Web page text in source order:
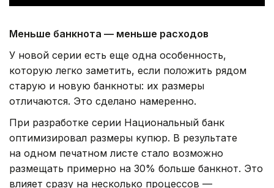
Меньше банкнота — меньше расходов
У новой серии есть еще одна особенность,
которую легко заметить, если положить рядом
старую и новую банкноты: их размеры
отличаются. Это сделано намеренно.
При разработке серии Национальный банк
оптимизировал размеры купюр. В результате
на одном печатном листе стало возможно
размещать примерно на 30% больше банкнот. Это
влияет сразу на несколько процессов —